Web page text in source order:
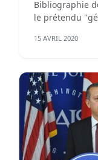
Bibliographie
le prétendu
15 AVRIL 2020